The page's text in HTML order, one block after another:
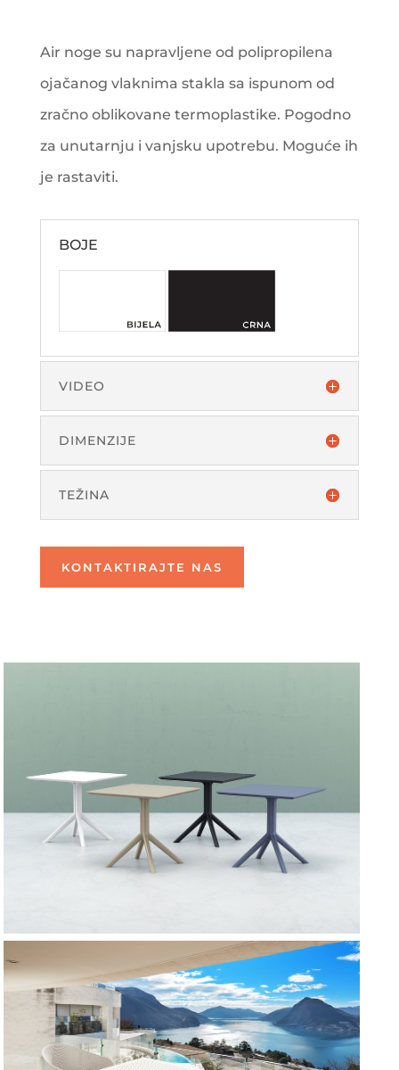
Air noge su napravljene od polipropilena
ojačanog vlaknima stakla sa ispunom od
zračno oblikovane termoplastike. Pogodno
za unutarnju i vanjsku upotrebu. Moguće ih
je rastaviti.
BOJE
VIDEO
DIMENZIJE
TEŽINA
KONTAKTIRAJTE NAS